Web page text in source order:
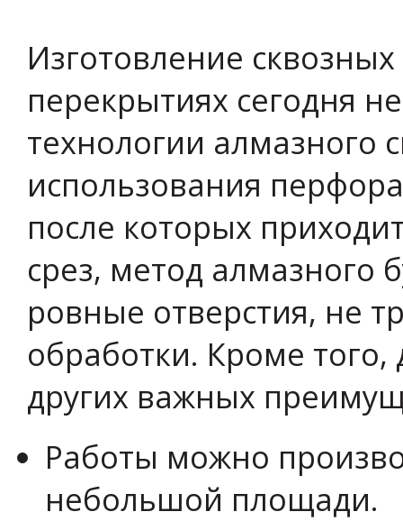
Изготовление
перекрытиях сегодня
технологии алмазного
использования
после которых
срез, метод алмазного
ровные отверстия, не
обработки. Кроме
других важных
Работы можно
небольшой площади.